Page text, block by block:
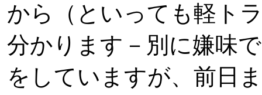
から（といっても軽ト
分かります－別に嫌味
をしていますが、前日